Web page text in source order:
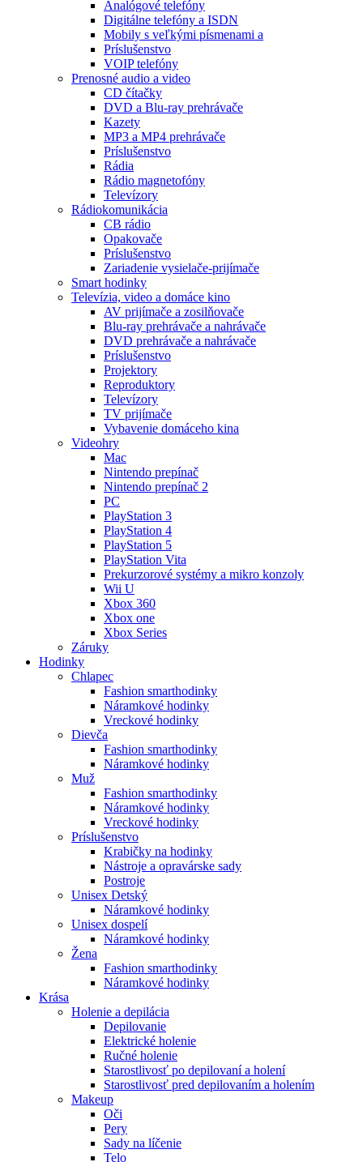
Analógové telefóny
Digitálne telefóny a ISDN
Mobily s veľkými písmenami a
Príslušenstvo
VOIP telefóny
Prenosné audio a video
CD čítačky
DVD a Blu-ray prehrávače
Kazety
MP3 a MP4 prehrávače
Príslušenstvo
Rádia
Rádio magnetofóny
Televízory
Rádiokomunikácia
CB rádio
Opakovače
Príslušenstvo
Zariadenie vysielače-prijímače
Smart hodinky
Televízia, video a domáce kino
AV prijímače a zosilňovače
Blu-ray prehrávače a nahrávače
DVD prehrávače a nahrávače
Príslušenstvo
Projektory
Reproduktory
Televízory
TV prijímače
Vybavenie domáceho kina
Videohry
Mac
Nintendo prepínač
Nintendo prepínač 2
PC
PlayStation 3
PlayStation 4
PlayStation 5
PlayStation Vita
Prekurzorové systémy a mikro konzoly
Wii U
Xbox 360
Xbox one
Xbox Series
Záruky
Hodinky
Chlapec
Fashion smarthodinky
Náramkové hodinky
Vreckové hodinky
Dievča
Fashion smarthodinky
Náramkové hodinky
Muž
Fashion smarthodinky
Náramkové hodinky
Vreckové hodinky
Príslušenstvo
Krabičky na hodinky
Nástroje a opravárske sady
Postroje
Unisex Detský
Náramkové hodinky
Unisex dospelí
Náramkové hodinky
Žena
Fashion smarthodinky
Náramkové hodinky
Krása
Holenie a depilácia
Depilovanie
Elektrické holenie
Ručné holenie
Starostlivosť po depilovaní a holení
Starostlivosť pred depilovaním a holením
Makeup
Oči
Pery
Sady na líčenie
Telo